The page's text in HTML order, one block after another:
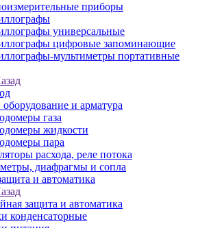
приборы
универсальные
цифровые запоминающие
мультиметры портативные
и арматура
газа
жидкости
пара
расхода, реле потока
диафрагмы и сопла
и автоматика
защита и автоматика
конденсаторные